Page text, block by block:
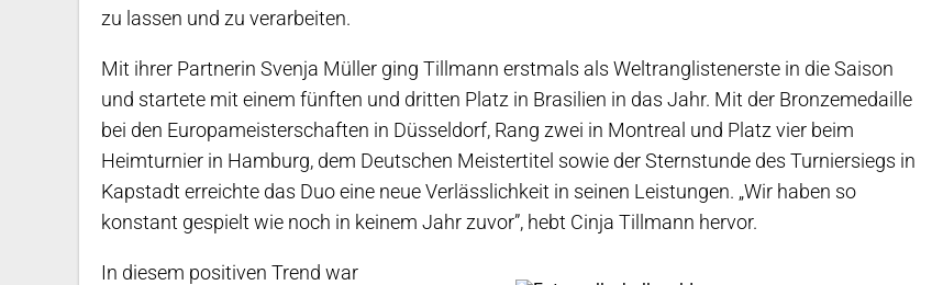
zu lassen und zu verarbeiten.
Mit ihrer Partnerin Svenja Müller ging Tillmann erstmals als Weltranglistenerste in die Saison
und startete mit einem fünften und dritten Platz in Brasilien in das Jahr. Mit der Bronzemedaille
bei den Europameisterschaften in Düsseldorf, Rang zwei in Montreal und Platz vier beim
Heimturnier in Hamburg, dem Deutschen Meistertitel sowie der Sternstunde des Turniersiegs in
Kapstadt erreichte das Duo eine neue Verlässlichkeit in seinen Leistungen. „Wir haben so
konstant gespielt wie noch in keinem Jahr zuvor”, hebt Cinja Tillmann hervor.
In diesem positiven Trend war